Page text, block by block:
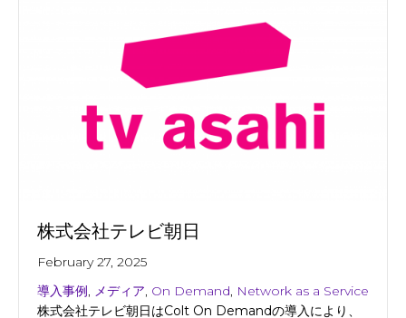
株式会社テレビ朝日
February 27, 2025
導入事例, メディア, On Demand, Network as a Service
株式会社テレビ朝日はColt On Demandの導入により、